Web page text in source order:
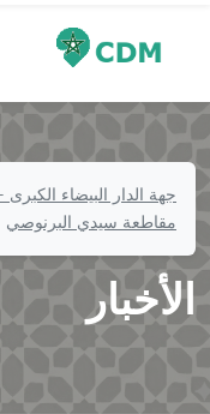
جهة الدار البيضاء
مقاطعة سيدي البرنوصي
الأخبار